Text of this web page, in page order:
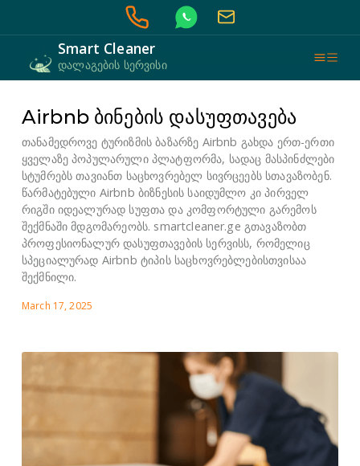
Smart Cleaner
დალაგების სერვისი
Airbnb ბინების დასუფთავება
თანამედროვე ტურიზმის ბაზარზე Airbnb გახდა ერთ-ერთი
ყველაზე პოპულარული პლატფორმა, სადაც მასპინძლები
სტუმრებს თავიანთ საცხოვრებელ სივრცეებს სთავაზობენ.
წარმატებული Airbnb ბიზნესის საიდუმლო კი პირველ
რიგში იდეალურად სუფთა და კომფორტული გარემოს
შექმნაში მდგომარეობს. smartcleaner.ge გთავაზობთ
პროფესიონალურ დასუფთავების სერვისს, რომელიც
სპეციალურად Airbnb ტიპის საცხოვრებლებისთვისაა
შექმნილი.
March 17, 2025